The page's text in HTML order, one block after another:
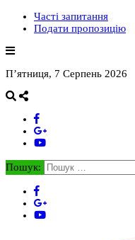
Часті запитання
Подати пропозицію
П’ятниця, 7 Серпень 2026
Пошук: